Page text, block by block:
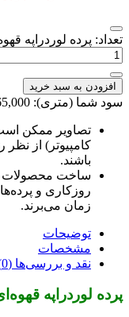
پرده لوردراپه
افزودن به سبد خرید
شما (متری): 165,000 تومان
تصاویر ممکن
باشند.
زمان می‌برند.
توضیحات
مشخصات
نقد و بررسی‌ها (0)
لوردراپه